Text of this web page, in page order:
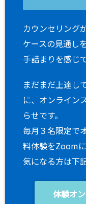
カウンセリング
ケースの見通し
手詰まりを感じ
まだまだ上達し
に、オンライン
らせです。
毎月３名限定で
料体験をZoomに
気になる方は下
体験オ